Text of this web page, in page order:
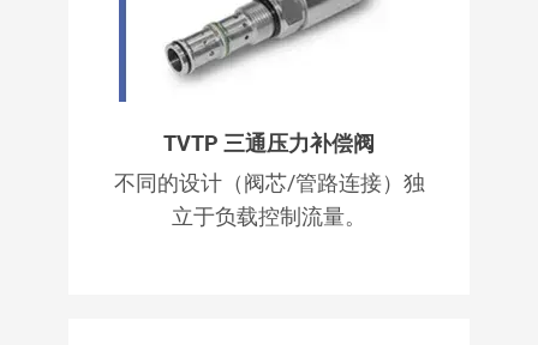
TVTP 三通压力补偿阀
不同的设计（阀芯/管路连接）独
立于负载控制流量。